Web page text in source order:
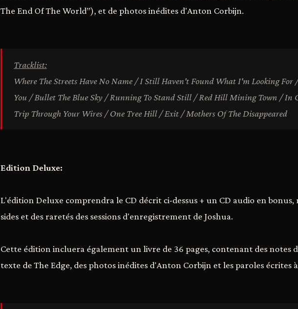
The End Of The World”), et de photos inédites d'Anton Corbijn.
Tracklist:
Where The Streets Have No Name / I Still Haven't Found What I'm Looking
You / Bullet The Blue Sky / Running To Stand Still / Red Hill Mining Town / In
Trip Through Your Wires / One Tree Hill / Exit / Mothers Of The Disappeared
Edition Deluxe:
L'édition Deluxe comprendra le CD décrit ci-dessus + un CD audio en
sides et des raretés des sessions d'enregistrement de Joshua.
Cette édition incluera également un livre de 36 pages, contenant des notes
texte de The Edge, des photos inédites d'Anton Corbijn et les paroles écrites